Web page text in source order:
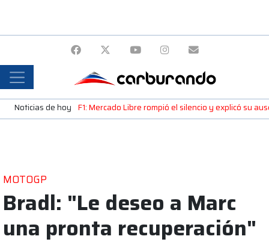
Noticias de hoy F1: Mercado Libre rompió el silencio y explicó su
MOTOGP
Bradl: "Le deseo a Marc
una pronta recuperación"